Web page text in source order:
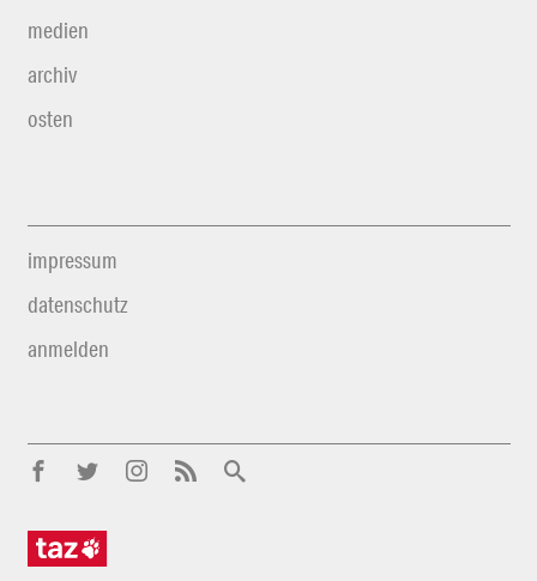
medien
archiv
osten
impressum
datenschutz
anmelden